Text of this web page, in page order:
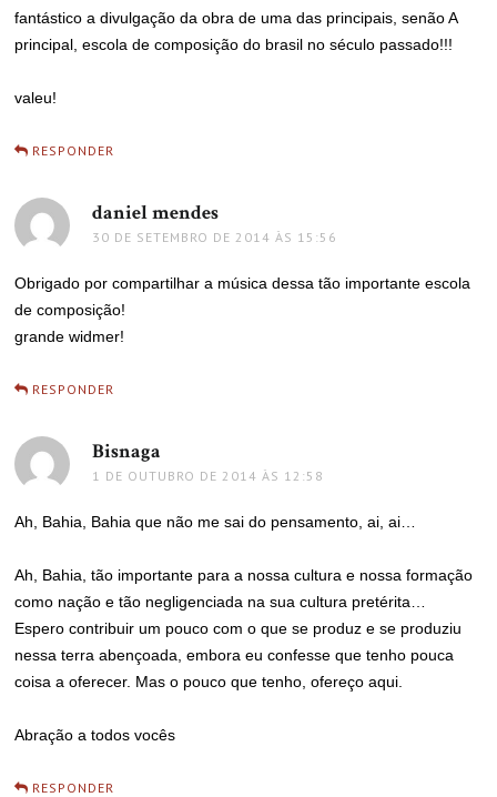
fantástico a divulgação da obra de uma das principais, senão A
principal, escola de composição do brasil no século passado!!!
valeu!
RESPONDER
daniel mendes
30 DE SETEMBRO DE 2014 ÀS 15:56
Obrigado por compartilhar a música dessa tão importante escola
de composição!
grande widmer!
RESPONDER
Bisnaga
1 DE OUTUBRO DE 2014 ÀS 12:58
Ah, Bahia, Bahia que não me sai do pensamento, ai, ai…
Ah, Bahia, tão importante para a nossa cultura e nossa formação
como nação e tão negligenciada na sua cultura pretérita…
Espero contribuir um pouco com o que se produz e se produziu
nessa terra abençoada, embora eu confesse que tenho pouca
coisa a oferecer. Mas o pouco que tenho, ofereço aqui.
Abração a todos vocês
RESPONDER